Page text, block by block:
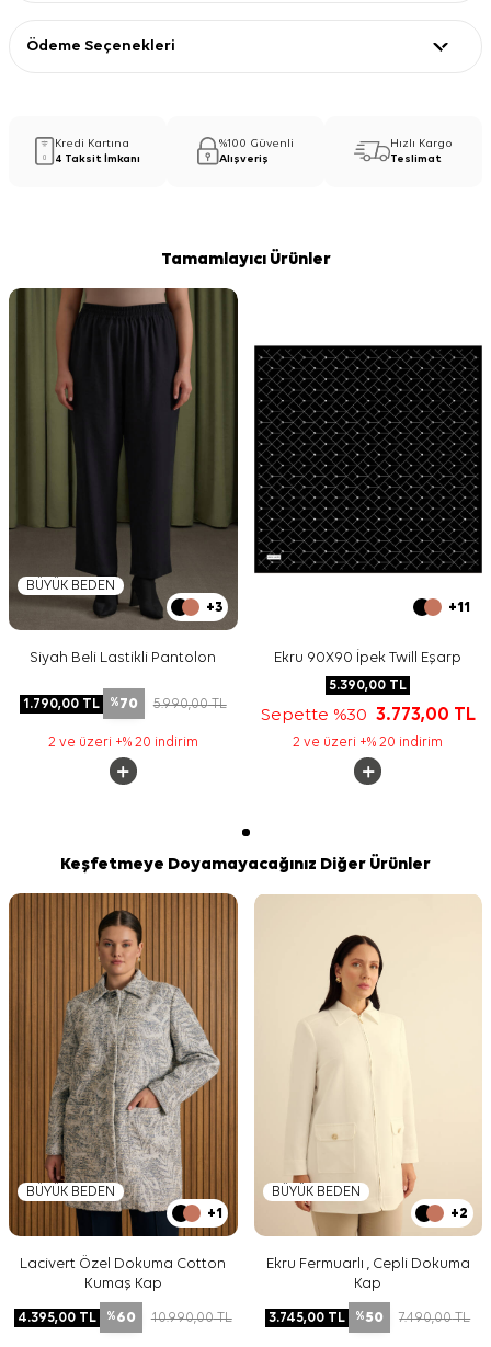
Ödeme Seçenekleri
Kredi Kartına
4 Taksit İmkanı
%100 Güvenli
Alışveriş
Hızlı Kargo
Teslimat
Tamamlayıcı Ürünler
BÜYÜK BEDEN
+3
Siyah Beli Lastikli Pantolon
1.790,00TL %70 5.990,00TL
2 ve üzeri +% 20 indirim
+11
Ekru 90X90 İpek Twill Eşarp
5.390,00 TL
Sepette %30 3.773,00 TL
2 ve üzeri +% 20 indirim
Keşfetmeye Doyamayacağınız Diğer Ürünler
BÜYÜK BEDEN
+1
Lacivert Özel Dokuma Cotton
Kumaş Kap
4.395,00TL %60 10.990,00TL
BÜYÜK BEDEN
+2
Ekru Fermuarlı , Cepli Dokuma
Kap
3.745,00 TL %50 7.490,00TL